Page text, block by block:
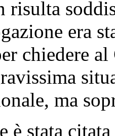
risulta
era
chiedere
ma
è stata